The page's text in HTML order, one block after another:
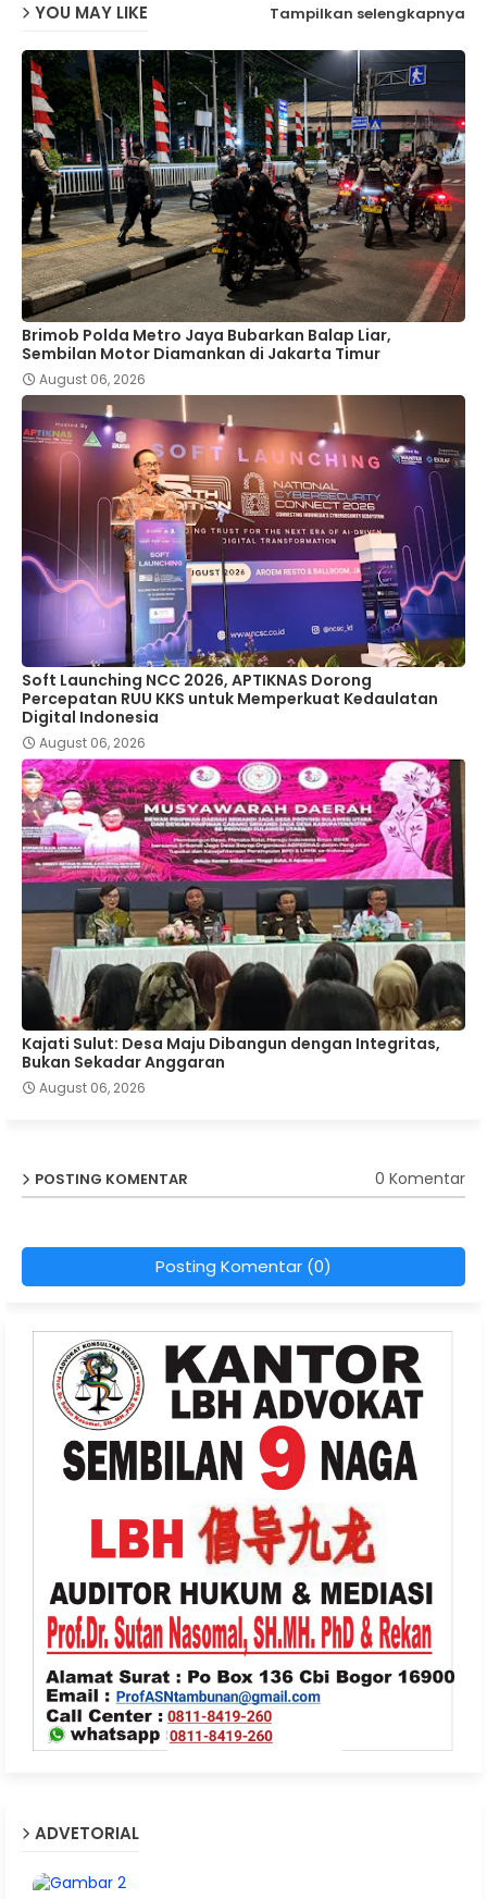
YOU MAY LIKE Tampilkan selengkapnya
Brimob Polda Metro Jaya Bubarkan Balap Liar,
Sembilan Motor Diamankan di Jakarta Timur
August 06, 2026
Soft Launching NCC 2026, APTIKNAS Dorong
Percepatan RUU KKS untuk Memperkuat Kedaulatan
Digital Indonesia
August 06, 2026
Kajati Sulut: Desa Maju Dibangun dengan Integritas,
Bukan Sekadar Anggaran
August 06, 2026
POSTING KOMENTAR 0 Komentar
Posting Komentar (0)
ADVETORIAL